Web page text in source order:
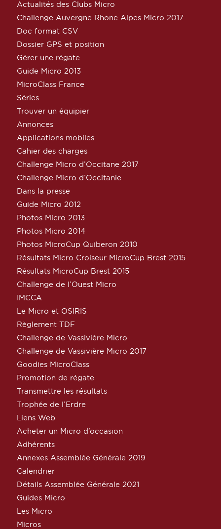
Actualités des Clubs Micro
Challenge Auvergne Rhone Alpes Micro 2017
Doc format CSV
Dossier GPS et position
Gérer une régate
Guide Micro 2013
MicroClass France
Séries
Trouver un équipier
Annonces
Applications mobiles
Cahier des charges
Challenge Micro d’Occitane 2017
Challenge Micro d’Occitanie
Dans la presse
Guide Micro 2012
Photos Micro 2013
Photos Micro 2014
Photos MicroCup Quiberon 2010
Résultats Micro Croiseur MicroCup Brest 2015
Résultats MicroCup Brest 2015
Challenge de l’Ouest Micro
IMCCA
Le Micro et OSIRIS
Règlement TDF
Challenge de Vassivière Micro
Challenge de Vassivière Micro 2017
Goodies MicroClass
Promotion de régate
Transmettre les résultats
Trophée de l’Erdre
Liens Web
Acheter un Micro d’occasion
Adhérents
Annexes Assemblée Générale 2019
Calendrier
Détails Assemblée Générale 2021
Guides Micro
Les Micro
Micros